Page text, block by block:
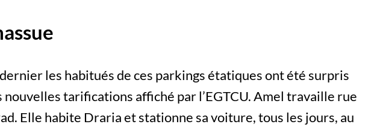
les habitués de ces parkings étatiques ont été surpris
tarifications affiché par l’EGTCU. Amel travaille rue
Elle habite Draria et stationne sa voiture, tous les jours, au